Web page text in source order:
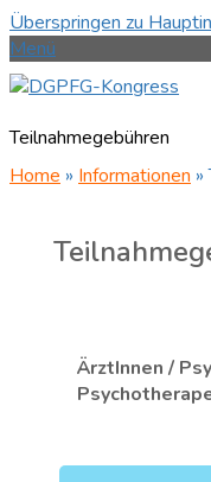
Überspringen zu
Menü
Teilnahmegebühren
Home » Informationen »
ÄrztInnen /